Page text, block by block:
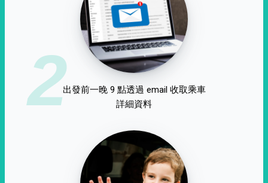
2出發前一晚 9 點透過 email 收取乘車
詳細資料